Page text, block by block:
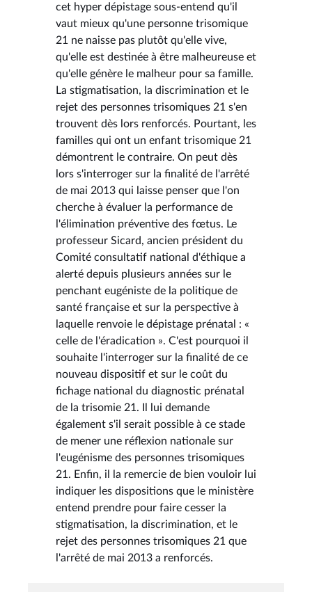
cet hyper dépistage sous-entend qu'il
vaut mieux qu'une personne trisomique
21 ne naisse pas plutôt qu'elle vive,
qu'elle est destinée à être malheureuse et
qu'elle génère le malheur pour sa famille.
La stigmatisation, la discrimination et le
rejet des personnes trisomiques 21 s'en
trouvent dès lors renforcés. Pourtant, les
familles qui ont un enfant trisomique 21
démontrent le contraire. On peut dès
lors s'interroger sur la finalité de l'arrêté
de mai 2013 qui laisse penser que l'on
cherche à évaluer la performance de
l'élimination préventive des fœtus. Le
professeur Sicard, ancien président du
Comité consultatif national d'éthique a
alerté depuis plusieurs années sur le
penchant eugéniste de la politique de
santé française et sur la perspective à
laquelle renvoie le dépistage prénatal : «
celle de l'éradication ». C'est pourquoi il
souhaite l'interroger sur la finalité de ce
nouveau dispositif et sur le coût du
fichage national du diagnostic prénatal
de la trisomie 21. Il lui demande
également s'il serait possible à ce stade
de mener une réflexion nationale sur
l'eugénisme des personnes trisomiques
21. Enfin, il la remercie de bien vouloir lui
indiquer les dispositions que le ministère
entend prendre pour faire cesser la
stigmatisation, la discrimination, et le
rejet des personnes trisomiques 21 que
l'arrêté de mai 2013 a renforcés.